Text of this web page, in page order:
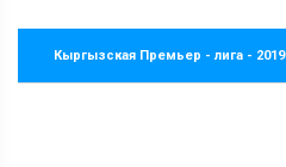
Кыргызская Премьер - лига - 2019